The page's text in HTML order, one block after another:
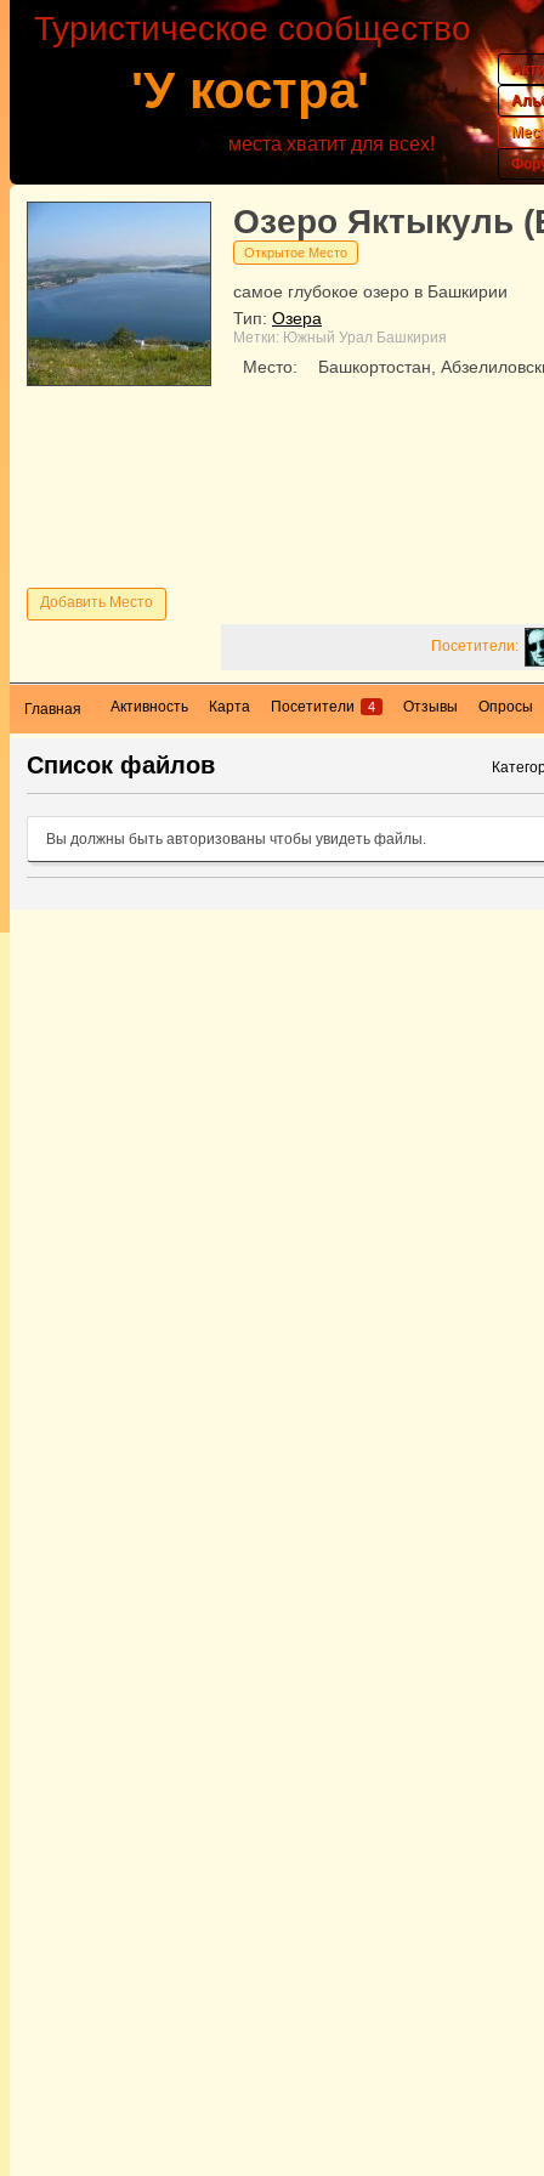
'У костра'
Туристическое сообщество
места хватит для всех!
Озеро Яктыкуль
Открытое Место
самое глубокое озеро в Башкирии
Тип: Озера
Метки: Южный Урал Башкирия
Место: Башкортостан,
Добавить Место
Посетители:
Главная Активность Карта Посетители 4 Отзывы Опросы
Список файлов
Вы должны быть авторизованы чтобы увидеть файлы.